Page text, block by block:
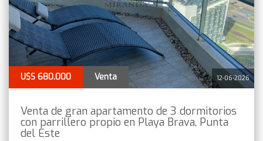
12-06-2026
U$S 680.000 Venta
Venta de gran apartamento de 3 dormitorios
con parrillero propio en Playa Brava, Punta
del Este